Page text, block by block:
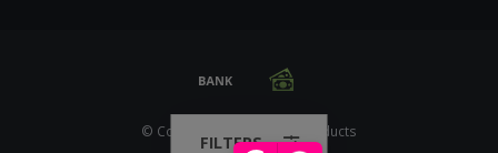
© Copyright 2026 Racing Products
FILTERS